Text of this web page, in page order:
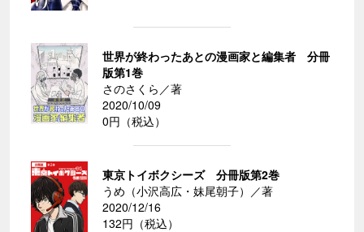
世界が終わったあとの漫画家と編集者 分冊
版第1巻
さのさくら／著
2020/10/09
0円（税込）
東京トイボクシーズ 分冊版第2巻
うめ（小沢高広・妹尾朝子）／著
2020/12/16
132円（税込）